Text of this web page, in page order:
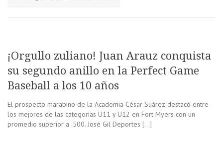
¡Orgullo zuliano! Juan Arauz conquista
su segundo anillo en la Perfect Game
Baseball a los 10 años
El prospecto marabino de la Academia César Suárez destacó entre
los mejores de las categorías U11 y U12 en Fort Myers con un
promedio superior a .500. José Gil Deportes […]